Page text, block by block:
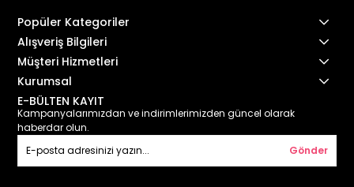
Popüler Kategoriler
Alışveriş Bilgileri
Müşteri Hizmetleri
Kurumsal
E-BÜLTEN KAYIT
Kampanyalarımızdan ve indirimlerimizden güncel olarak
haberdar olun.
Gönder